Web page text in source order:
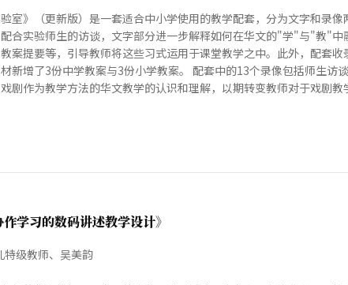
验室》（更新版）是一套适合中小学使用的教学配套，分为文字和录
合实验师生的访谈，文字部分进一步解释如何在华文的"学"与"教"
案提要等，引导教师将这些习式运用于课堂教学之中。此外，配套
新增了3份中学教案与3份小学教案。 配套中的13个录像包括师生访
剧作为教学方法的华文教学的认识和理解，以期转变教师对于戏剧
学习的数码讲述教学设计》
特级教师、吴美韵